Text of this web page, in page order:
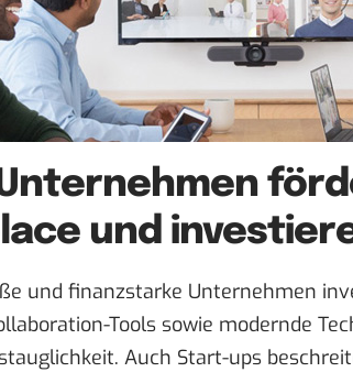
und
und finanzstarke Unternehmen
Tools sowie modernde
Auch Start-ups